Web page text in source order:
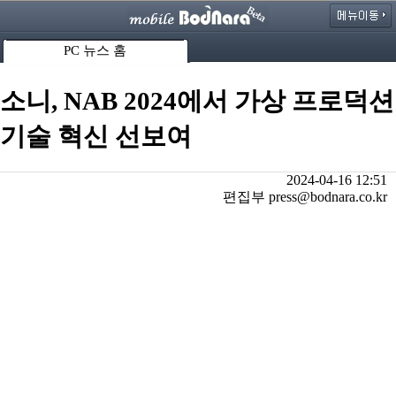
PC 뉴스 홈
소니, NAB 2024에서 가상 프로덕션
기술 혁신 선보여
2024-04-16 12:51
편집부 press@bodnara.co.kr